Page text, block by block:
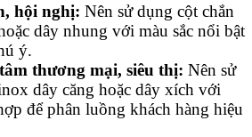
hội nghị: Nên sử dụng cột chắn
dây nhung với màu sắc nổi bật
ý.
thương mại, siêu thị: Nên sử
dây căng hoặc dây xích với
để phân luồng khách hàng hiệu